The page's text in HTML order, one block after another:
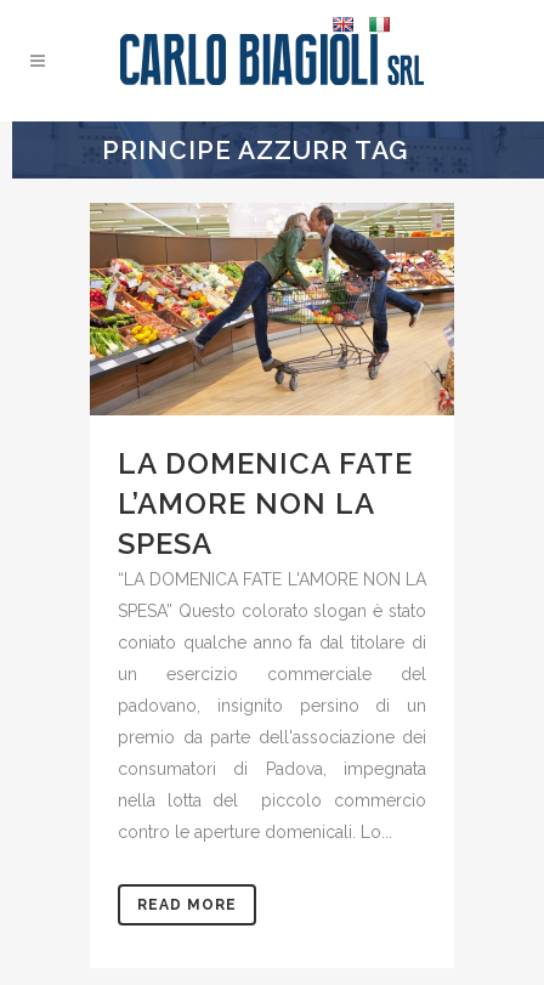
PRINCIPE AZZURR TAG
LA DOMENICA FATE
L’AMORE NON LA
SPESA
“LA DOMENICA FATE L'AMORE NON LA
SPESA” Questo colorato slogan è stato
coniato qualche anno fa dal titolare di
un esercizio commerciale del
padovano, insignito persino di un
premio da parte dell'associazione dei
consumatori di Padova, impegnata
nella lotta del piccolo commercio
contro le aperture domenicali. Lo...
READ MORE